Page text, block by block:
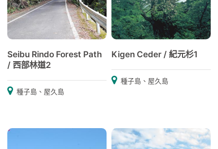
Seibu Rindo Forest Path
/ 西部林道2
種子島、屋久島
Kigen Ceder / 紀元杉1
種子島、屋久島